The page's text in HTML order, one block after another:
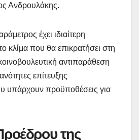
Ανδρουλάκης.
έχει ιδιαίτερη
κλίμα που θα επικρατήσει στη
αντιπαράθεση
επίτευξης
υπάρχουν προϋποθέσεις για
της